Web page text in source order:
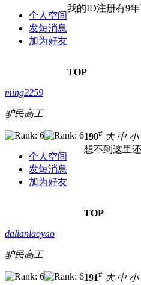
个人空间
发短消息
加为好友
我的ID注册有9
TOP
ming2259
驴民高工
个人空间
发短消息
加为好友
190# 大 中 小
想不到这里
TOP
dalianlaoyao
驴民高工
191# 大 中 小